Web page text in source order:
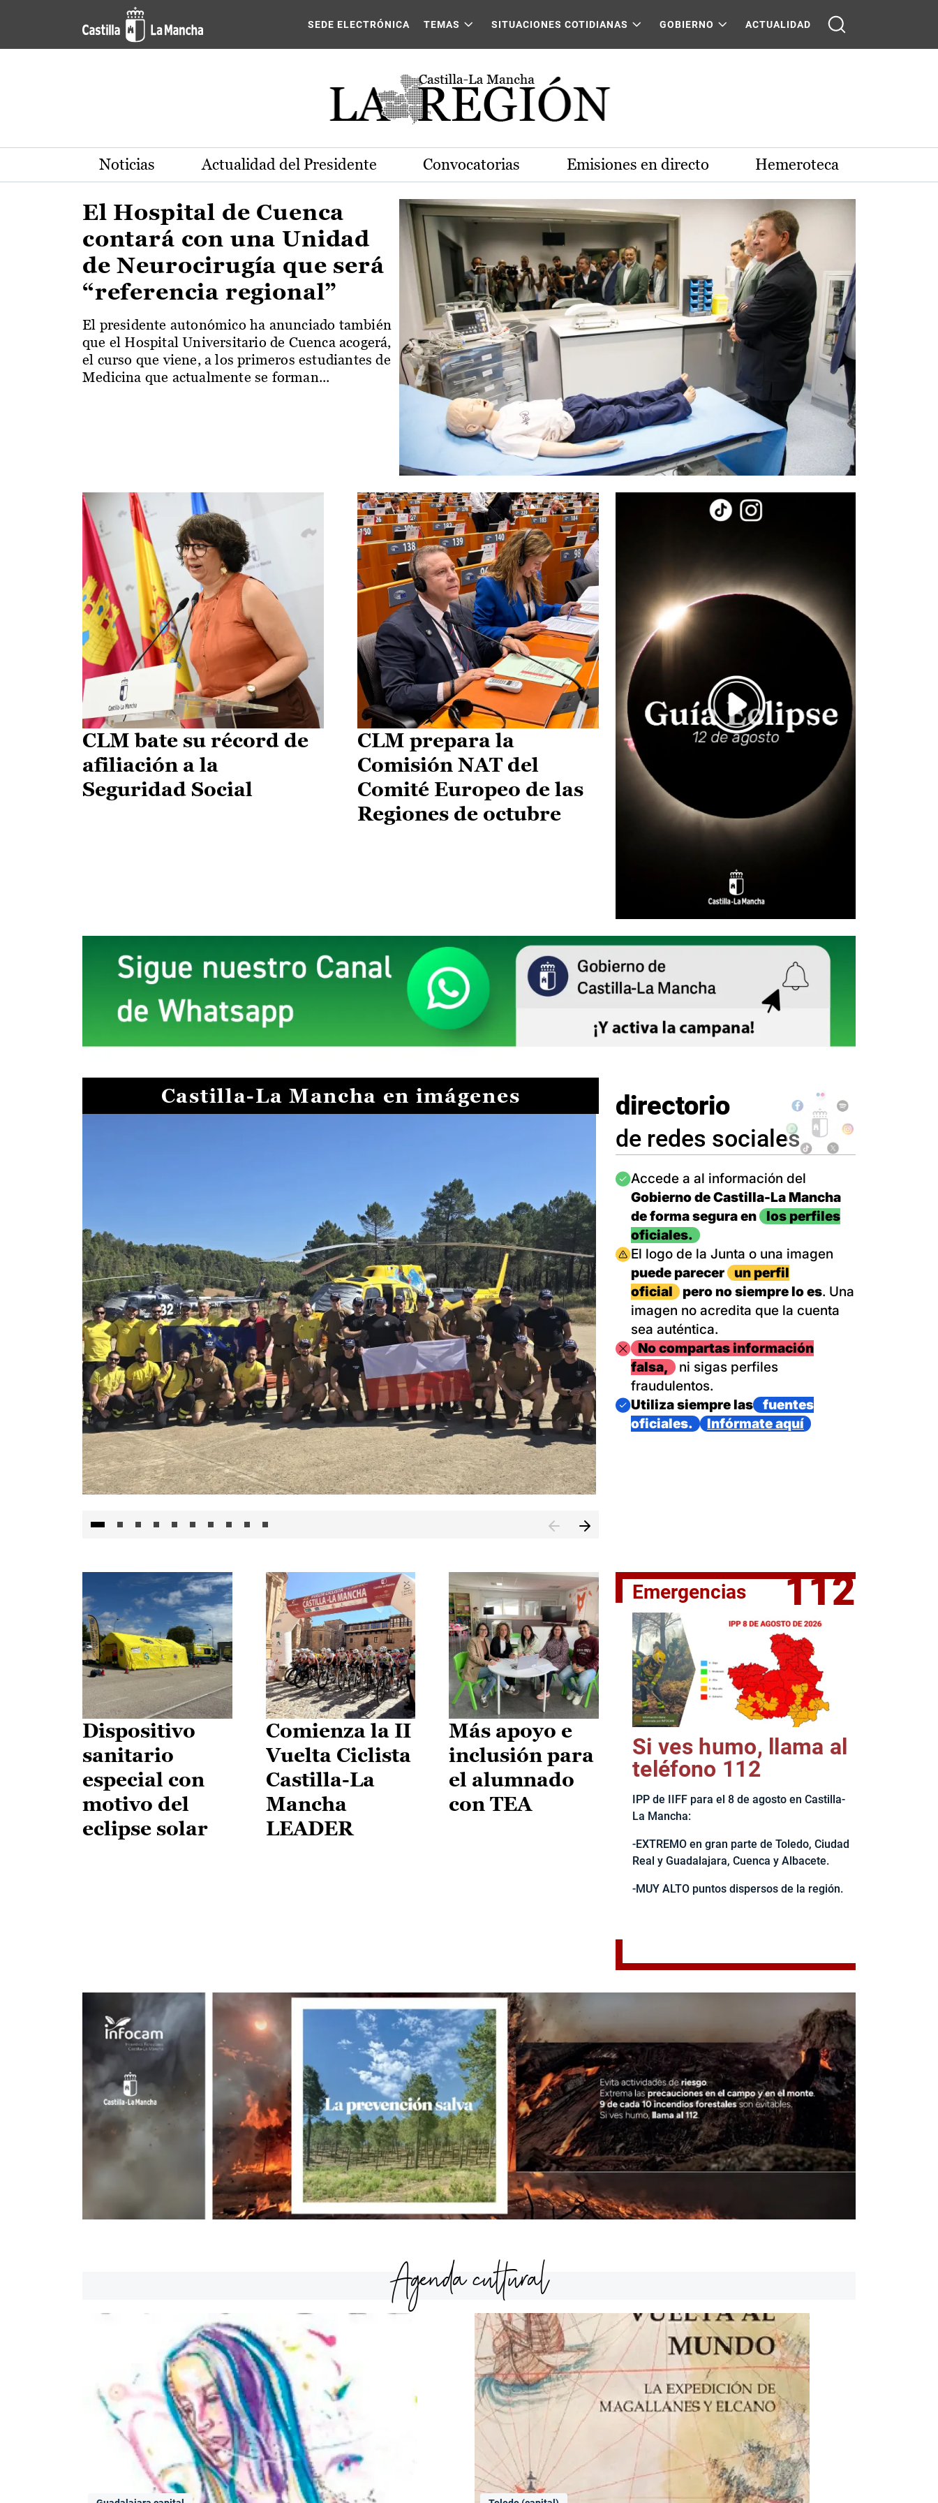
Pasar al contenido principal
Actualidad de la región de Castilla-La Mancha
SEDE ELECTRÓNICA TEMAS SITUACIONES COTIDIANAS GOBIERNO ACTUALIDAD
Noticias Actualidad del Presidente Convocatorias Emisiones en directo Hemeroteca
El Hospital de Cuenca
contará con una Unidad
de Neurocirugía que será
“referencia regional”
El presidente autonómico ha anunciado también
que el Hospital Universitario de Cuenca acogerá,
el curso que viene, a los primeros estudiantes de
Medicina que actualmente se forman...
CLM bate su récord de
afiliación a la
Seguridad Social
CLM prepara la
Comisión NAT del
Comité Europeo de las
Regiones de octubre
Castilla-La Mancha en imágenes
II Vuelta Ciclista CLM LEADER
directorio
de redes sociales
Imagen
Accede a al información del
Gobierno de Castilla-La Mancha
de forma segura en
los perfiles
oficiales.
Imagen
El logo de la Junta o una imagen
puede parecer
un perfil
oficial
pero no siempre lo es. Una
imagen no acredita que la cuenta
sea auténtica.
ImagenNo compartas información
falsa,
ni sigas perfiles
fraudulentos.
Imagen
Utiliza siempre las
fuentes
oficiales.
Infórmate aquí
Dispositivo
sanitario
especial con
motivo del
eclipse solar
Comienza la II
Vuelta Ciclista
Castilla-La
Mancha
LEADER
Más apoyo e
inclusión para
el alumnado
con TEA
Emergencias 112
Si ves humo, llama al
teléfono 112
IPP de IIFF para el 8 de agosto en Castilla-
La Mancha:
-EXTREMO en gran parte de Toledo, Ciudad
Real y Guadalajara, Cuenca y Albacete.
-MUY ALTO puntos dispersos de la región.
Agenda cultural